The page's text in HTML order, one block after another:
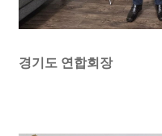
이
경기도 연합회장